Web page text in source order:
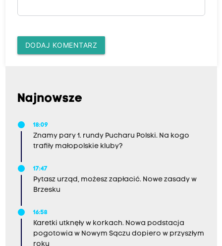
DODAJ KOMENTARZ
Najnowsze
18:09
Znamy pary 1. rundy Pucharu Polski. Na kogo
trafiły małopolskie kluby?
17:47
Pytasz urząd, możesz zapłacić. Nowe zasady w
Brzesku
16:58
Karetki utknęły w korkach. Nowa podstacja
pogotowia w Nowym Sączu dopiero w przyszłym
roku